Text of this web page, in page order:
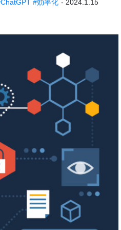
#効率化 - 2024.1.15